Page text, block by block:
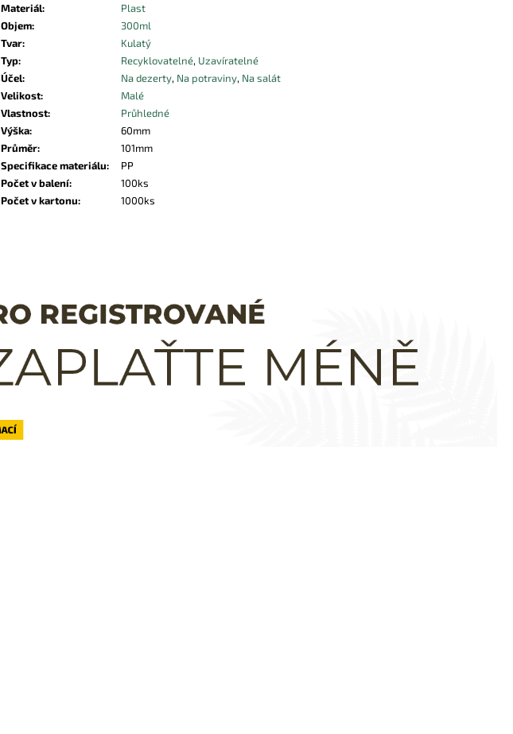
Materiál:
Plast
Objem:
300ml
Tvar:
Kulatý
Typ: Recyklovatelné, Uzavíratelné
Účel: Na dezerty, Na potraviny, Na salát
Velikost:
Malé
Vlastnost:
Průhledné
Výška:
60mm
Průměr:
101mm
Specifikace materiálu:
PP
Počet v balení:
100ks
Počet v kartonu: 1000ks